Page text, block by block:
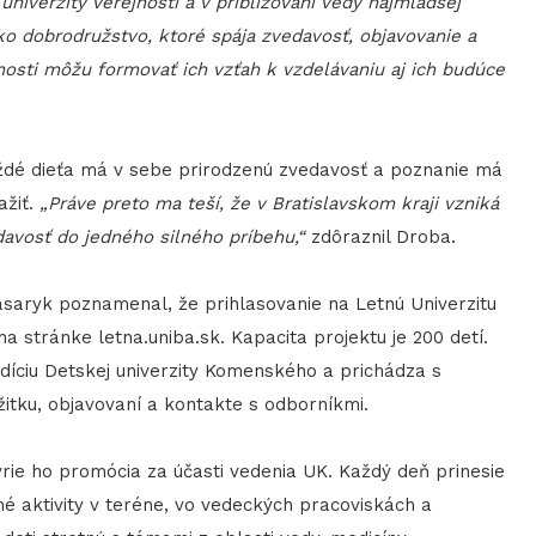
dobrodružstvo, ktoré spája zvedavosť, objavovanie a
môžu formovať ich vzťah k vzdelávaniu aj ich budúce
dieťa má v sebe prirodzenú zvedavosť a poznanie má
„Práve preto ma teší, že v Bratislavskom kraji vzniká
do jedného silného príbehu,“zdôraznil Droba.
poznamenal, že prihlasovanie na Letnú Univerzitu
stránke letna.uniba.sk. Kapacita projektu je 200 detí.
Detskej univerzity Komenského a prichádza s
objavovaní a kontakte s odborníkmi.
ho promócia za účasti vedenia UK. Každý deň prinesie
aktivity v teréne, vo vedeckých pracoviskách a